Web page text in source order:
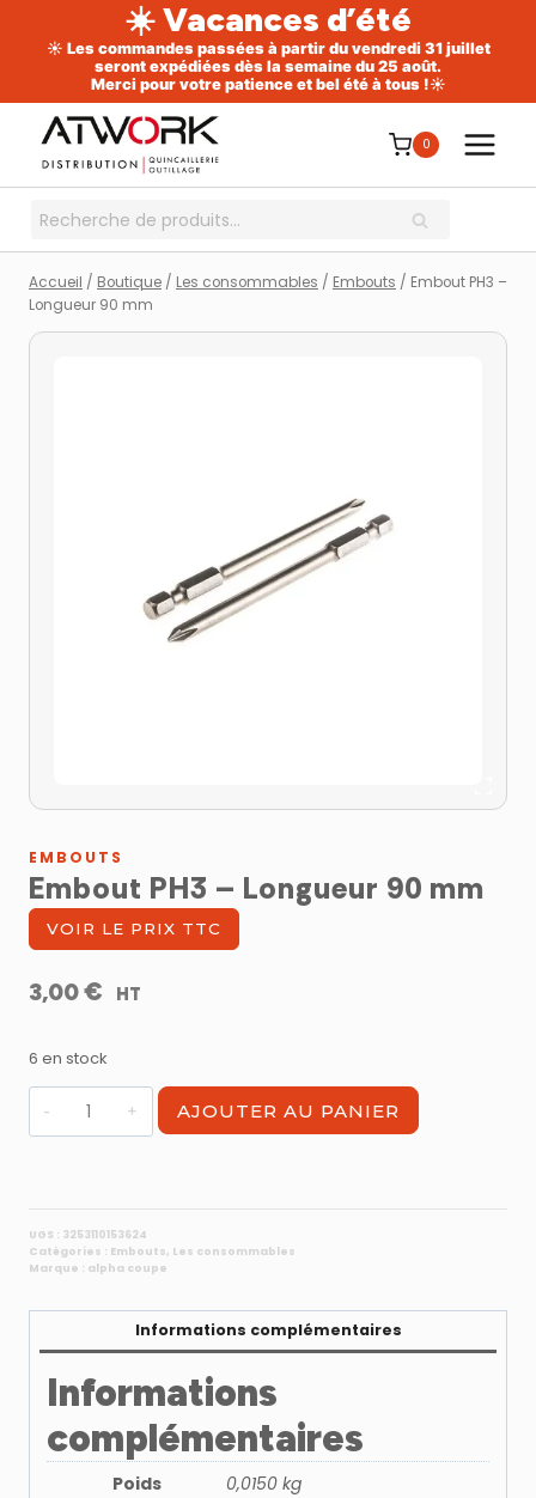
☀️ Vacances d’été
☀️ Les commandes passées à partir du vendredi 31 juillet
seront expédiées dès la semaine du 25 août.
Merci pour votre patience et bel été à tous !☀️
contenu
0
Recherche
RECHERCHE
Accueil / Boutique / Les consommables / Embouts / Embout PH3 –
Longueur 90 mm
EMBOUTS
Embout PH3 – Longueur 90 mm
VOIR LE PRIX TTC
3,00€ HT
6 en stock
quantité
de
Longueur
90
AJOUTER AU PANIER
UGS : 3253110153624
Catégories : Embouts, Les consommables
Marque : alpha coupe
Informations complémentaires
Informations
complémentaires
Poids
0,0150 kg